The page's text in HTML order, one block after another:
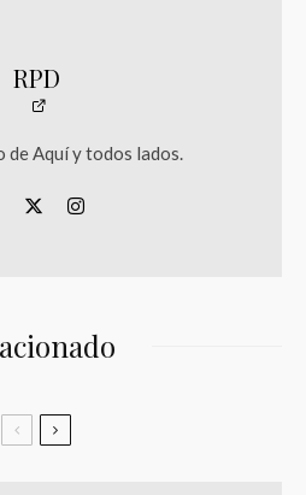
RPD
de Aquí y todos lados.